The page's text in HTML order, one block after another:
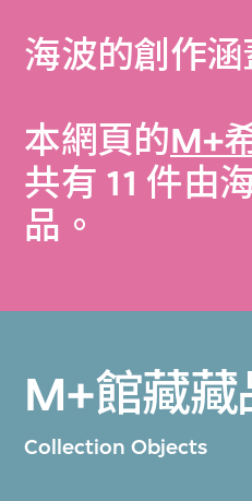
海波的創作涵
本網頁的M+
共有 11 件由
品。
M+館藏藏
Collection Objects